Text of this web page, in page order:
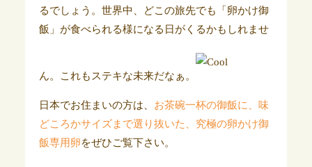
るでしょう。世界中、どこの旅先でも「卵かけ御
飯」が食べられる様になる日がくるかもしれませ
ん。これもステキな未来だなぁ。
日本でお住まいの方は、 お茶碗一杯の御飯に、味
どころかサイズまで選り抜いた、究極の卵かけ御
飯専用卵をぜひご覧下さい。